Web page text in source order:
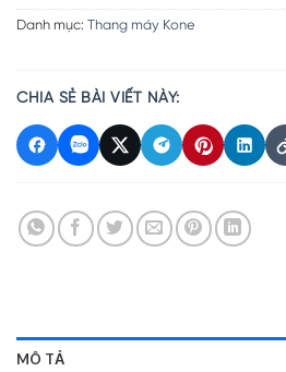
Danh mục: Thang máy Kone
CHIA SẺ BÀI VIẾT NÀY:
MÔ TẢ